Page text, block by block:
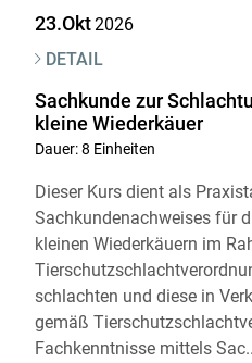
23.Okt2026
DETAIL
Sachkunde zur
kleine Wiederkäuer
Dauer: 8 Einheiten
Dieser Kurs dient als
Sachkundenachweises für
kleinen Wiederkäuern im
schlachten und diese in
gemäß
Fachkenntnisse mittels